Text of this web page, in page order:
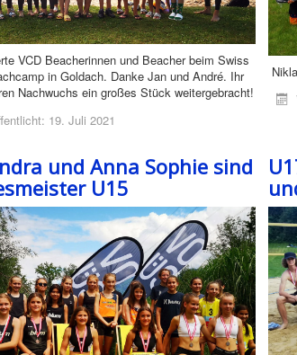
VCD Beacherinnen und Beacher beim Swiss
in Goldach. Danke Jan und André. Ihr
Nachwuchs ein großes Stück weitergebracht!
19. Juli 2021
und Anna Sophie sind
U15